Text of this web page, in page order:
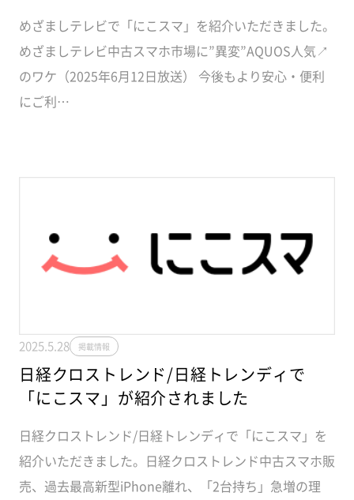
めざましテレビで「にこスマ」を紹介いただきました。
めざましテレビ中古スマホ市場に”異変”AQUOS人気↗
のワケ（2025年6月12日放送） 今後もより安心・便利
にご利…
2025.5.28 掲載情報
日経クロストレンド/日経トレンディで
「にこスマ」が紹介されました
日経クロストレンド/日経トレンディで「にこスマ」を
紹介いただきました。日経クロストレンド中古スマホ販
売、過去最高新型iPhone離れ、「2台持ち」急増の理